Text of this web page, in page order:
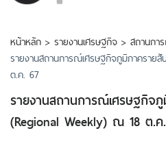
หน้าหลัก > รายงานเศรษฐกิจ > สถานกา
รายงานสถานการณ์เศรษฐกิจภูมิภาคราย
ต.ค. 67
รายงานสถานการณ์เศรษฐกิจ
(Regional Weekly) ณ 18 ต.